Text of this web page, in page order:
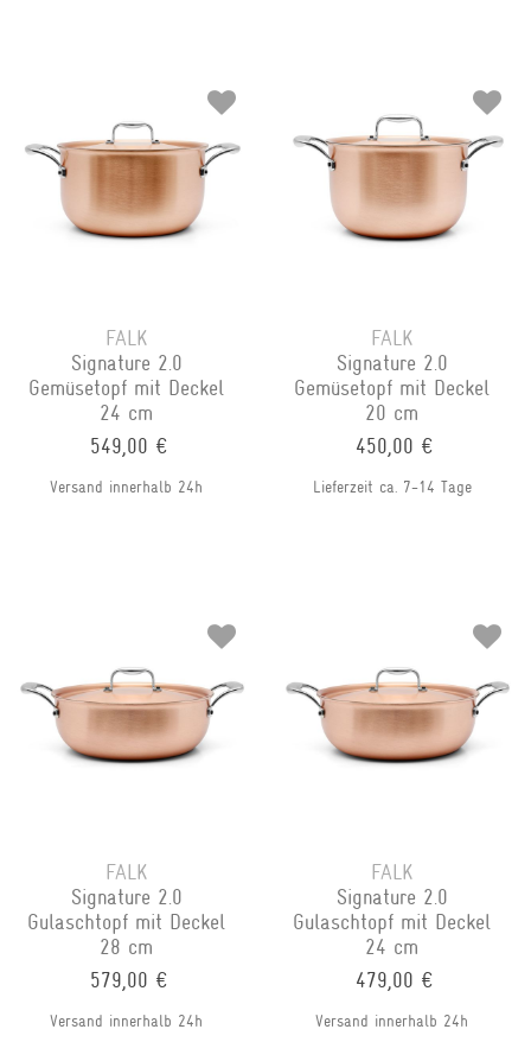
FALK
Signature 2.0
Gemüsetopf mit Deckel
24 cm
549,00 €
Versand innerhalb 24h
FALK
Signature 2.0
Gemüsetopf mit Deckel
20 cm
450,00 €
Lieferzeit ca. 7-14 Tage
FALK
Signature 2.0
Gulaschtopf mit Deckel
28 cm
579,00 €
Versand innerhalb 24h
FALK
Signature 2.0
Gulaschtopf mit Deckel
24 cm
479,00 €
Versand innerhalb 24h